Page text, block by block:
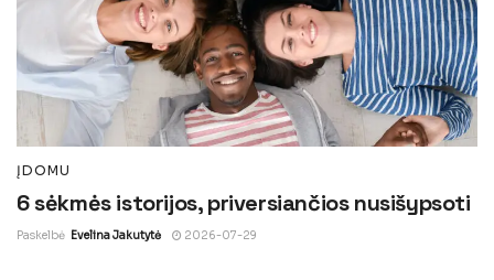
ĮDOMU
6 sėkmės istorijos, priversiančios nusišypsoti
Paskelbė Evelina Jakutytė 2026-07-29